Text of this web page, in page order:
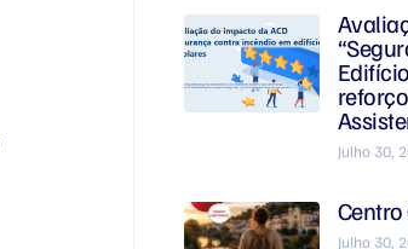
Julho 30,
Julho 30,